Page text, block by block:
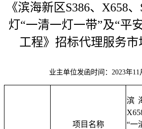
《滨海新区S386、X658
灯“一清一灯一带”及“平
工程》招标代理服务市
业主单位发函时间：2023年11
项目名称
滨
“一